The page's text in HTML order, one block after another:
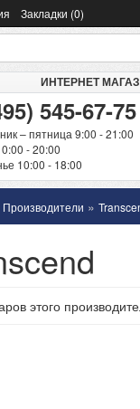
Закладки (0)
ИНТЕРНЕТ
545-67-75
– пятница 9:00 - 21:00
- 20:00
10:00 - 18:00
Производители »
этого